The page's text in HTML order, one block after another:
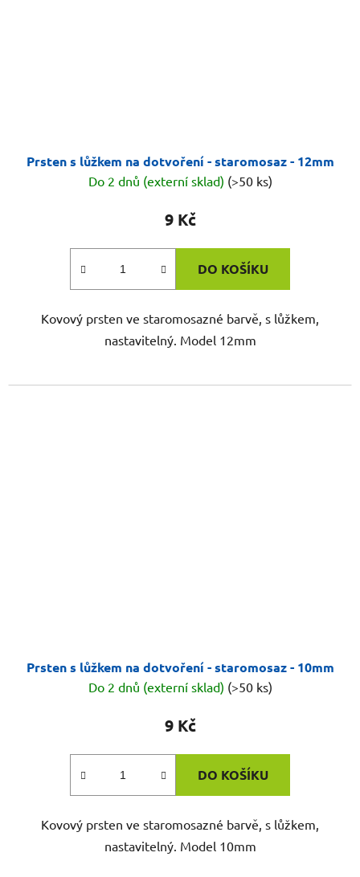
Prsten s lůžkem na dotvoření - staromosaz - 12mm
Do 2 dnů (externí sklad) (>50 ks)
9 Kč
DO KOŠÍKU
Kovový prsten ve staromosazné barvě, s lůžkem,
nastavitelný. Model 12mm
Prsten s lůžkem na dotvoření - staromosaz - 10mm
Do 2 dnů (externí sklad) (>50 ks)
9 Kč
DO KOŠÍKU
Kovový prsten ve staromosazné barvě, s lůžkem,
nastavitelný. Model 10mm